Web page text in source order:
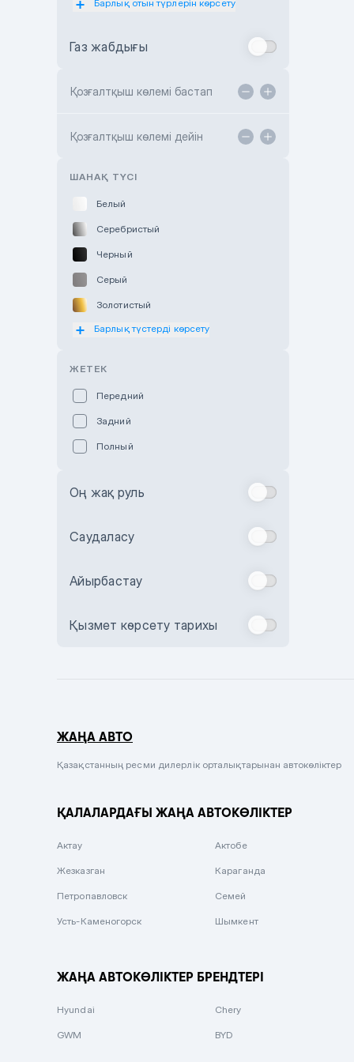
Toyota Astana
TANK Motors Karaganda
Барлық отын түрлерін көрсету
Газ жабдығы
Қозғалтқыш көлемі бастап
Қозғалтқыш көлемі дейін
ШАНАҚ ТҮСІ
Белый
Серебристый
Черный
Серый
Золотистый
Оранжевый
Зеленый
Бежевый
Комбинированный
Сиреневый металлик
Вишневый
Барлық түстерді көрсету
ЖЕТЕК
Передний
Задний
Полный
Оң жақ руль
Саудаласу
Айырбастау
Қызмет көрсету тарихы
ЖАҢА АВТО
Қазақстанның ресми дилерлік орталықтарынан автокөліктер
ҚАЛАЛАРДАҒЫ ЖАҢА АВТОКӨЛІКТЕР
Актау Актобе
Жезказган Караганда
Петропавловск Семей
Усть-Каменогорск Шымкент
ЖАҢА АВТОКӨЛІКТЕР БРЕНДТЕРІ
Hyundai Chery
GWM BYD